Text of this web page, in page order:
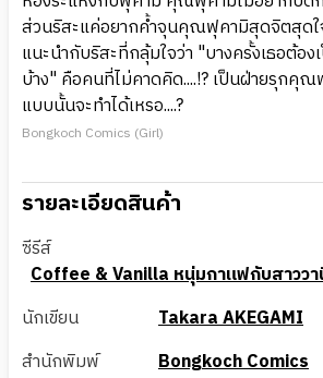
ส่วนริสะแค่อยากค้ำจุนคุณฟุคามิสุดจิตสุดใ
แนะนำกับริสะที่กลุ้มใจว่า "บางครั้งเธอต้อง
บ้าง" คือคนที่ไม่คาดคิด....!? เป็นฝ่ายรุกคุณ
แบบนั้นจะทำได้เหรอ....?
Bongkoch Comics (Girl)
รายละเอียดสินค้า
ซีรีส์
Coffee & Vanilla หนุ่มกาแฟกับสาวว
นักเขียน
Takara AKEGAMI
สำนักพิมพ์
Bongkoch Comics